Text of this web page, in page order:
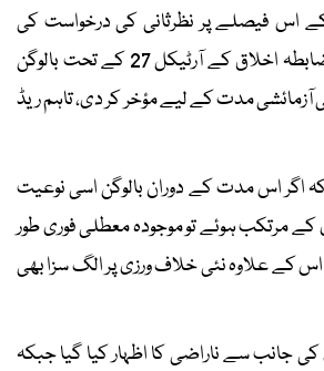
اس فیصلے پر نظرثانی کی درخواست کی
جس کے بعد فیفا نے ضابطہ اخلاق کے آرٹیکل 27 کے تحت بالوگن
مدت کے لیے مؤخر کر دی، تاہم ریڈ
اگر اس مدت کے دوران بالوگن اسی نوعیت
مرتکب ہوئے تو موجودہ معطلی فوری طور
اس کے علاوہ نئی خلاف ورزی پر الگ سزا بھی
جانب سے ناراضی کا اظہار کیا گیا جبکہ